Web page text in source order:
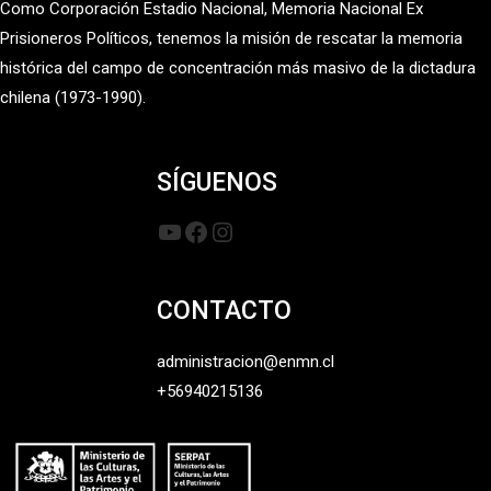
Como Corporación Estadio Nacional, Memoria Nacional Ex
Prisioneros Políticos, tenemos la misión de rescatar la memoria
histórica del campo de concentración más masivo de la dictadura
chilena (1973-1990).
SÍGUENOS
YouTube
Facebook
Instagram
CONTACTO
administracion@enmn.cl
+56940215136